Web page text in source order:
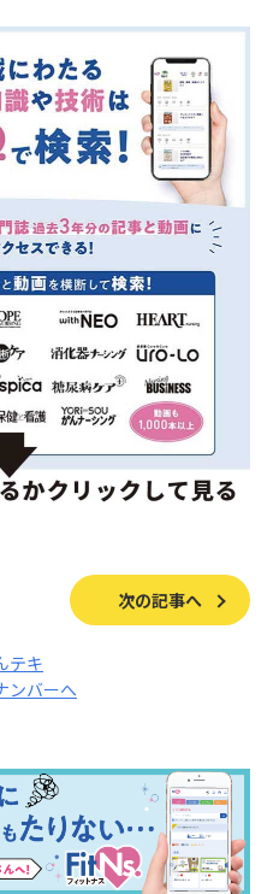
次の記事へ
テキ
ンバーへ